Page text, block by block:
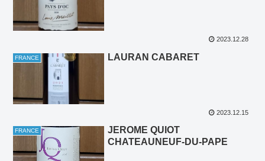
2023.12.28
FRANCE LAURAN CABARET
2023.12.15
FRANCE
JEROME QUIOT
CHATEAUNEUF-DU-PAPE